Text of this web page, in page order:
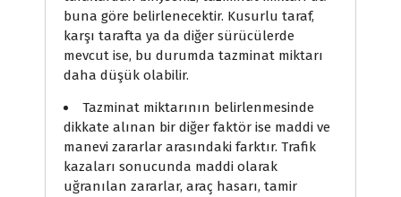
buna göre belirlenecektir. Kusurlu taraf,
karşı tarafta ya da diğer sürücülerde
mevcut ise, bu durumda tazminat miktarı
daha düşük olabilir.
Tazminat miktarının belirlenmesinde
dikkate alınan bir diğer faktör ise maddi ve
manevi zararlar arasındaki farktır. Trafik
kazaları sonucunda maddi olarak
uğranılan zararlar, araç hasarı, tamir